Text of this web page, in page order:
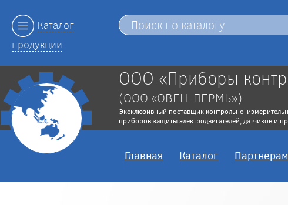
Каталог
продукции
ООО «Приборы
(ООО «ОВЕН-ПЕРМЬ»)
Эксклюзивный поставщик контрольно-
приборов защиты электродвигателей, датчиков и
Главная Каталог Партнерам